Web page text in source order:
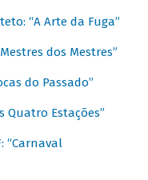
“A Arte da Fuga”
dos Mestres”
do Passado”
Quatro Estações”
“Carnaval